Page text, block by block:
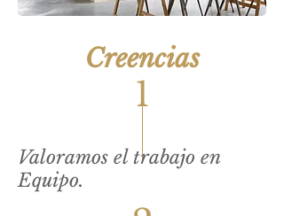
Creencias
1
Valoramos el trabajo en
Equipo.